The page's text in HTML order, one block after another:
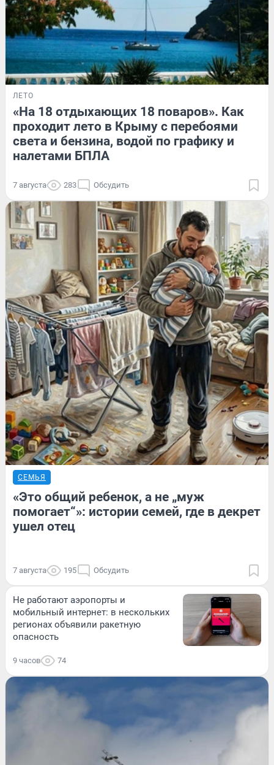
ЛЕТО
«На 18 отдыхающих 18 поваров». Как
проходит лето в Крыму с перебоями
света и бензина, водой по графику и
налетами БПЛА
7 августа 283 Обсудить
СЕМЬЯ
«Это общий ребенок, а не „муж
помогает“»: истории семей, где в декрет
ушел отец
7 августа 195 Обсудить
Не работают аэропорты и
мобильный интернет: в нескольких
регионах объявили ракетную
опасность
9 часов 74